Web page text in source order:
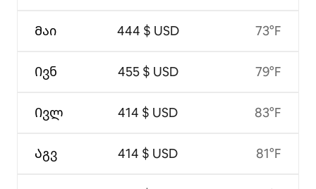
Მაი
Ივნ
Ივლ
Აგვ
444 $ USD
455 $ USD
414 $ USD
414 $ USD
73°F
79°F
83°F
81°F